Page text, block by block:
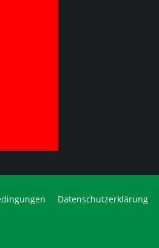
Datenschutzerklärung